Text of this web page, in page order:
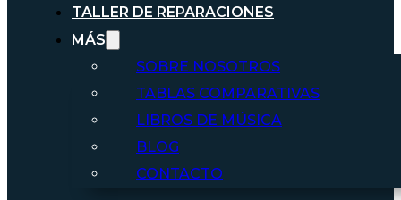
TALLER DE REPARACIONES
MÁS
SOBRE NOSOTROS
TABLAS COMPARATIVAS
LIBROS DE MÚSICA
BLOG
CONTACTO